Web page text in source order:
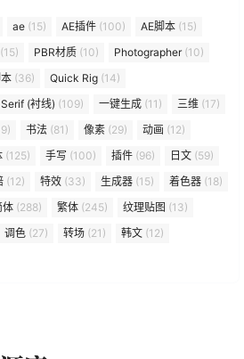
ae (15) AE插件 (100) AE脚本 (15)
(15) PBR材质 (10) Photographer(10)
(36) Quick Rig (14)
Serif (衬线) (109) 一键生成 (11) 三维 (17)
书法 (81) 像素 (29) 动画 (12)
(125) 手写 (100) 插件 (96) 日文 (59)
(12) 特效 (33) 生成器 (15) 着色器 (18)
体 (288) 繁体 (245) 纹理贴图 (13)
调色 (27) 转场 (21) 韩文 (12)